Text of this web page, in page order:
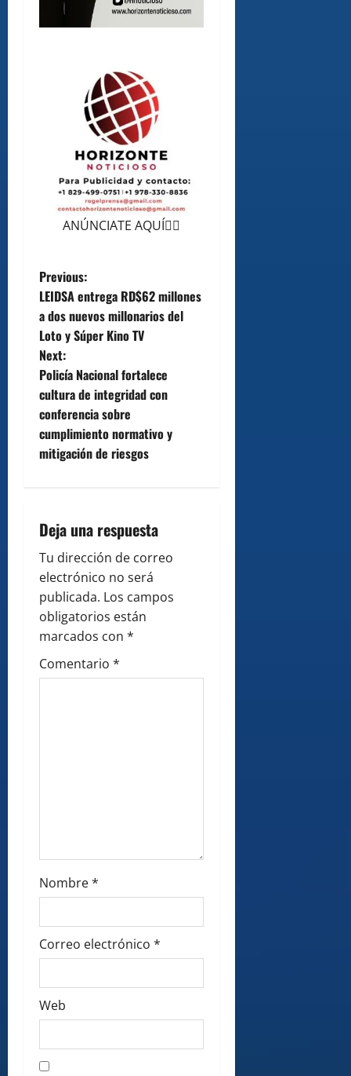
ANÚNCIATE AQUÍ👆🏻
P
o
s
t
n
a
i
g
a
t
i
o
Previous:
LEIDSA entrega RD$62 millones
a dos nuevos millonarios del
Loto y Súper Kino TV
Next:
Policía Nacional fortalece
cultura de integridad con
conferencia sobre
cumplimiento normativo y
mitigación de riesgos
Deja una respuesta
Tu dirección de correo
electrónico no será
publicada. Los campos
obligatorios están
marcados con *
Comentario *
Nombre*
Correo electrónico *
Web